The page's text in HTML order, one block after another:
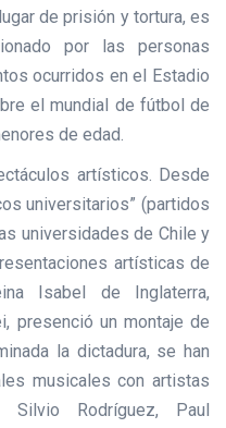
de prisión y tortura, es
por las personas
ocurridos en el Estadio
el mundial de fútbol de
de edad.
artísticos. Desde
universitarios” (partidos
universidades de Chile y
artísticas de
Isabel de Inglaterra,
presenció un montaje de
la dictadura, se han
musicales con artistas
Silvio Rodríguez, Paul